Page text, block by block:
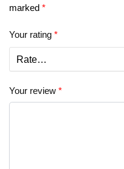
marked *
Your rating *
Your review *